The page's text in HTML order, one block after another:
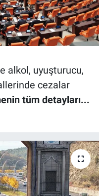
alkol, uyuşturucu,
cezalar
tüm detayları...